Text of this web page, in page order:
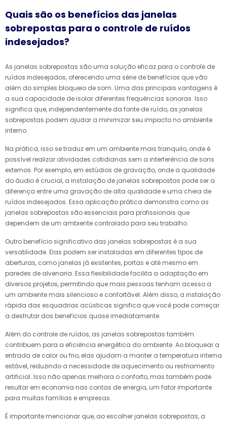
Quais são os benefícios das janelas
sobrepostas para o controle de ruídos
indesejados?
As janelas sobrepostas são uma solução eficaz para o controle de
ruídos indesejados, oferecendo uma série de benefícios que vão
além do simples bloqueio de som. Uma das principais vantagens é
a sua capacidade de isolar diferentes frequências sonoras. Isso
significa que, independentemente da fonte de ruído, as janelas
sobrepostas podem ajudar a minimizar seu impacto no ambiente
interno.
Na prática, isso se traduz em um ambiente mais tranquilo, onde é
possível realizar atividades cotidianas sem a interferência de sons
externos. Por exemplo, em estúdios de gravação, onde a qualidade
do áudio é crucial, a instalação de janelas sobrepostas pode ser a
diferença entre uma gravação de alta qualidade e uma cheia de
ruídos indesejados. Essa aplicação prática demonstra como as
janelas sobrepostas são essenciais para profissionais que
dependem de um ambiente controlado para seu trabalho.
Outro benefício significativo das janelas sobrepostas é a sua
versatilidade. Elas podem ser instaladas em diferentes tipos de
aberturas, como janelas já existentes, portas e até mesmo em
paredes de alvenaria. Essa flexibilidade facilita a adaptação em
diversos projetos, permitindo que mais pessoas tenham acesso a
um ambiente mais silencioso e confortável. Além disso, a instalação
rápida das esquadrias acústicas significa que você pode começar
a desfrutar dos benefícios quase imediatamente.
Além do controle de ruídos, as janelas sobrepostas também
contribuem para a eficiência energética do ambiente. Ao bloquear a
entrada de calor ou frio, elas ajudam a manter a temperatura interna
estável, reduzindo a necessidade de aquecimento ou resfriamento
artificial. Isso não apenas melhora o conforto, mas também pode
resultar em economia nas contas de energia, um fator importante
para muitas famílias e empresas.
É importante mencionar que, ao escolher janelas sobrepostas, a